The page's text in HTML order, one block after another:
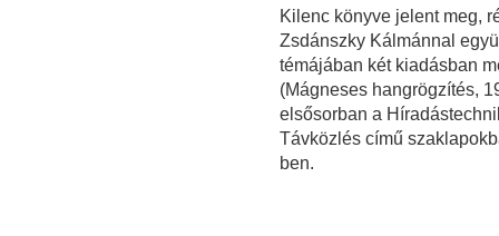
Kilenc könyve jelent meg,
Zsdánszky Kálmánnal
témájában két kiadásban
(Mágneses hangrögzítés,
elsősorban a
Távközlés című
ben.